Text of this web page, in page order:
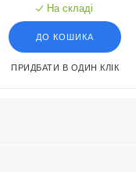
На складі
ДО КОШИКА
ПРИДБАТИ В ОДИН КЛІК